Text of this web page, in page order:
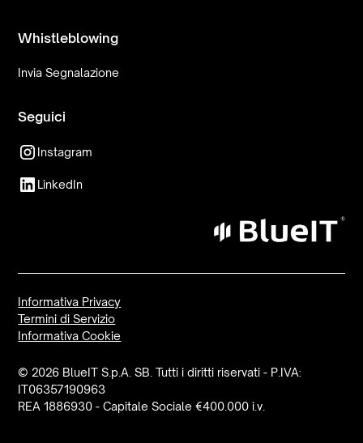
Whistleblowing
Invia Segnalazione
Seguici
Instagram
LinkedIn
© 2026 BlueIT S.p.A. SB. Tutti i diritti riservati - P.IVA:
IT06357190963
REA 1886930 - Capitale Sociale €400.000 i.v.
Informativa Privacy
Termini di Servizio
Informativa Cookie